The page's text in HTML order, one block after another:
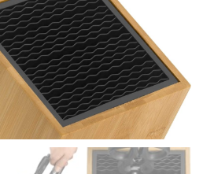
O
G
G
L
E